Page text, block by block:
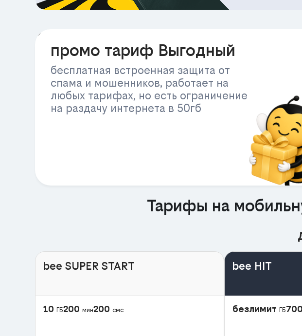
промо тариф Выгодный
бесплатная встроенная защита от
спама и мошенников, работает на
любых тарифах, но есть ограничение
на раздачу интернета в 50гб
Тарифы на
bee SUPER START
10 ГБ200 мин200 смс
bee HIT
безлимит ГБ700